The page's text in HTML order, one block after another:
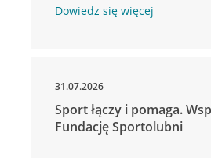
Dowiedz się więcej
31.07.2026
Sport łączy i pomaga.
Fundację Sportolubni